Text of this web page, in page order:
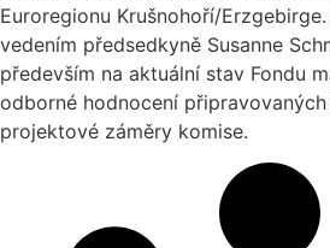
Euroregionu Krušnohoří/
vedením předsedkyně Susanne
především na aktuální stav Fondu
odborné hodnocení
projektové záměry komise.